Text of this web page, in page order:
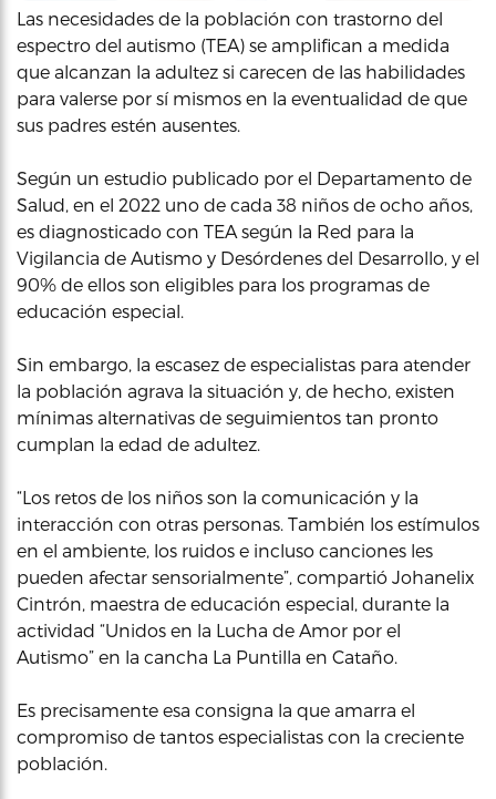
Las necesidades de la población con trastorno del
espectro del autismo (TEA) se amplifican a medida
que alcanzan la adultez si carecen de las habilidades
para valerse por sí mismos en la eventualidad de que
sus padres estén ausentes.
Según un estudio publicado por el Departamento de
Salud, en el 2022 uno de cada 38 niños de ocho años,
es diagnosticado con TEA según la Red para la
Vigilancia de Autismo y Desórdenes del Desarrollo, y el
90% de ellos son eligibles para los programas de
educación especial.
Sin embargo, la escasez de especialistas para atender
la población agrava la situación y, de hecho, existen
mínimas alternativas de seguimientos tan pronto
cumplan la edad de adultez.
“Los retos de los niños son la comunicación y la
interacción con otras personas. También los estímulos
en el ambiente, los ruidos e incluso canciones les
pueden afectar sensorialmente”, compartió Johanelix
Cintrón, maestra de educación especial, durante la
actividad “Unidos en la Lucha de Amor por el
Autismo” en la cancha La Puntilla en Cataño.
Es precisamente esa consigna la que amarra el
compromiso de tantos especialistas con la creciente
población.